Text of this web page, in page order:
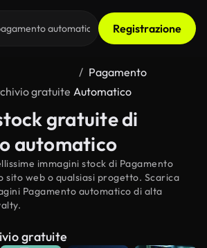
Registrazione
gratuite
Pagamento
Automatico
gratuite di
automatico
immagini stock di Pagamento
sito web o qualsiasi progetto. Scarica
Pagamento automatico di alta
gratuite